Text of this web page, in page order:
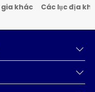
gia khác Các lục địa